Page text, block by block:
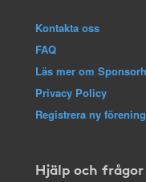
Kontakta oss
FAQ
Läs mer om
Privacy Policy
Registrera ny förening
Hjälp och frågor